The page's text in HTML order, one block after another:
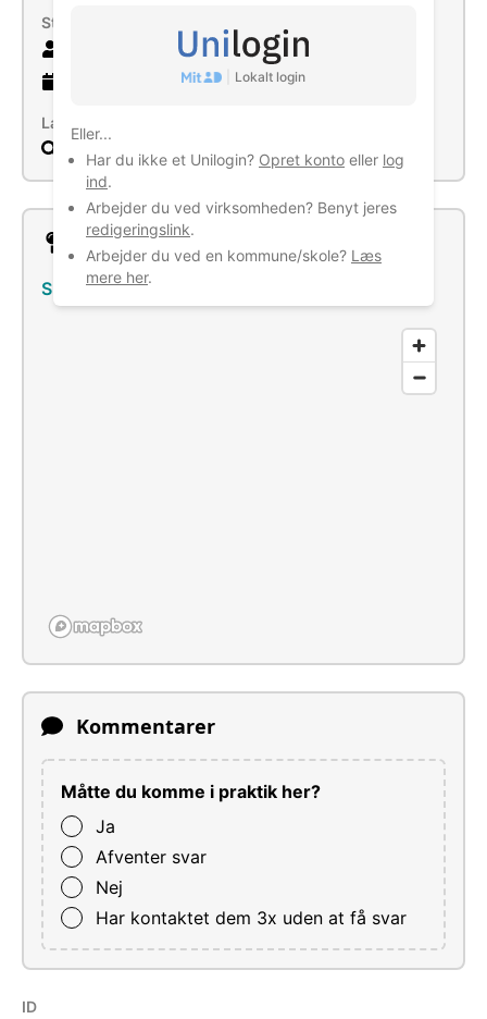
Lokalt login
Eller...
Har du ikke et Unilogin? Opret konto eller log
ind.
Arbejder du ved virksomheden? Benyt jeres
redigeringslink.
Arbejder du ved en kommune/skole? Læs
mere her.
Størrelse
gammel virksomhed
Læs mere
Søg
Lokation
Sneumvej 60, 6731 Tjæreborg
Kommentarer
Måtte du komme i praktik her?
Ja
Afventer svar
Nej
Har kontaktet dem 3x uden at få svar
ID